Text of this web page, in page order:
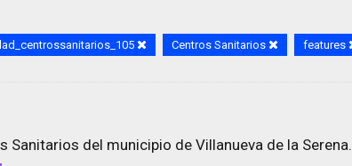
Centros Sanitarios features
Sanitarios del municipio de Villanueva de la Serena.